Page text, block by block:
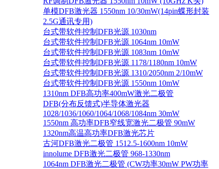
单模DFB激光器 1550nm 10/30mW(14pin蝶形封装
2.5G通讯专用)
台式带软件控制DFB光源 1030nm
台式带软件控制DFB光源 1064nm 10mW
台式带软件控制DFB光源 1083nm 10mW
台式带软件控制DFB光源 1178/1180nm 10mW
台式带软件控制DFB光源 1310/2050nm 2/10mW
台式带软件控制DFB光源 1550nm 10mW
1310nm DFB高功率400mW激光二极管
DFB(分布反馈式)半导体激光器
1028/1036/1060/1064/1068/1084nm 30mW
1550nm 高功率DFB窄线宽激光二极管 90mW
1320nm高温高功率DFB激光芯片
古河DFB激光二极管 1512.5-1600nm 10mW
innolume DFB激光二极管 968-1330nm
1064nm DFB激光二极管 (CW功率30mW PW功率